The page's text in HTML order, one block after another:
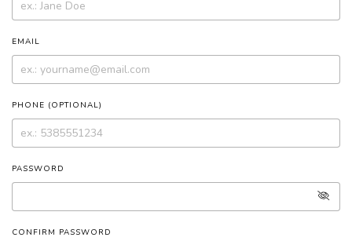
EMAIL
PHONE (OPTIONAL)
PASSWORD
CONFIRM PASSWORD